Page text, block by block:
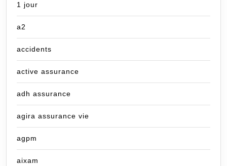
1 jour
a2
accidents
active assurance
adh assurance
agira assurance vie
agpm
aixam